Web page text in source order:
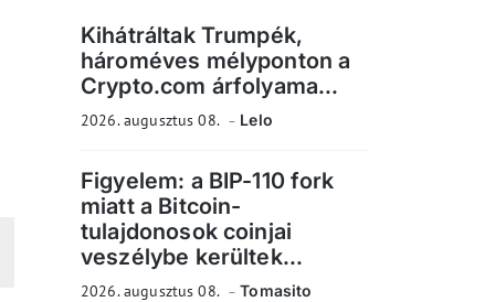
Kihátráltak Trumpék,
hároméves mélyponton a
Crypto.com árfolyama...
2026. augusztus 08. Lelo
Figyelem: a BIP-110 fork
miatt a Bitcoin-
tulajdonosok coinjai
veszélybe kerültek...
2026. augusztus 08. Tomasito